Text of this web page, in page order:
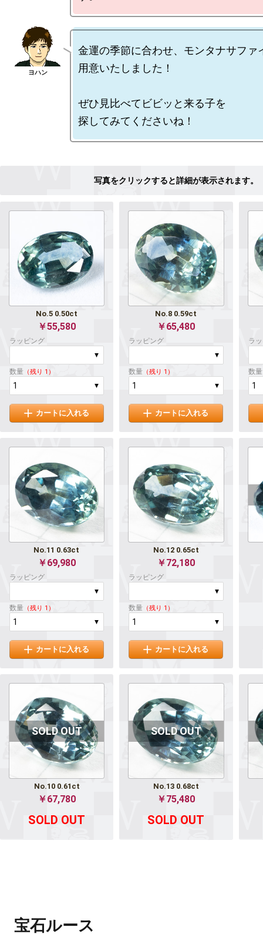
金運の季節に合わせ、モンタナサファ
用意いたしました！
ぜひ見比べてビビッと来る子を
No.5 0.50ct
￥55,580
ラッピング
数量 （残り 1）
カートに入れる
No.8 0.59ct
￥65,480
ラッピング
数量 （残り 1）
カートに入れる
ラ
数量
No.11 0.63ct
￥69,980
ラッピング
数量 （残り 1）
カートに入れる
No.12 0.65ct
￥72,180
ラッピング
数量 （残り 1）
カートに入れる
No.10 0.61ct
￥67,780
SOLD OUT
No.13 0.68ct
￥75,480
SOLD OUT
宝石ルース